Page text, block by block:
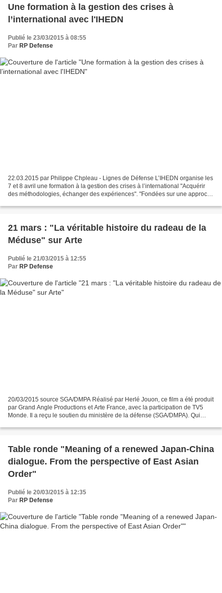
Une formation à la gestion des crises à
l’international avec l'IHEDN
Publié le 23/03/2015 à 08:55
Par RP Defense
22.03.2015 par Philippe Chpleau - Lignes de Défense L’IHEDN organise les
7 et 8 avril une formation à la gestion des crises à l’international "Acquérir
des méthodologies, échanger des expériences". "Fondées sur une approche
21 mars : "La véritable histoire du radeau de la
Méduse" sur Arte
Publié le 21/03/2015 à 12:55
Par RP Defense
20/03/2015 source SGA/DMPA Réalisé par Herlé Jouon, ce film a été produit
par Grand Angle Productions et Arte France, avec la participation de TV5
Monde. Il a reçu le soutien du ministère de la défense (SGA/DMPA). Qui
Table ronde "Meaning of a renewed Japan-China
dialogue. From the perspective of East Asian
Order"
Publié le 20/03/2015 à 12:35
Par RP Defense